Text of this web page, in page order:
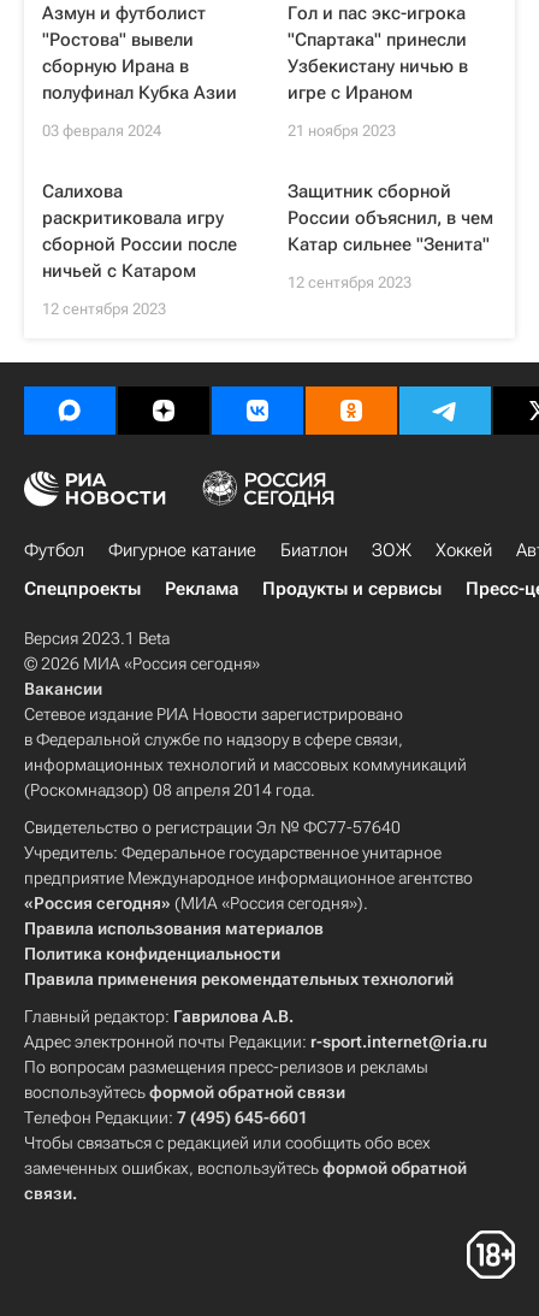
Азмун и футболист
"Ростова" вывели
сборную Ирана в
полуфинал Кубка Азии
03 февраля 2024
Гол и пас экс-игрока
"Спартака" принесли
Узбекистану ничью в
игре с Ираном
21 ноября 2023
Салихова
раскритиковала игру
сборной России после
ничьей с Катаром
12 сентября 2023
Защитник сборной
России объяснил, в чем
Катар сильнее "Зенита"
12 сентября 2023
Футбол Фигурное катание Биатлон ЗОЖ Хоккей
Спецпроекты
Реклама Продукты и сервисы Пресс-
Версия 2023.1 Beta
© 2026 МИА «Россия сегодня»
Вакансии
Сетевое издание РИА Новости зарегистрировано
в Федеральной службе по надзору в сфере связи,
информационных технологий и массовых коммуникаций
(Роскомнадзор) 08 апреля 2014 года.
Свидетельство о регистрации Эл № ФС77-57640
Учредитель: Федеральное государственное унитарное
предприятие Международное информационное агентство
«Россия сегодня» (МИА «Россия сегодня»).
Правила использования материалов
Политика конфиденциальности
Правила применения рекомендательных технологий
Главный редактор: Гаврилова А.В.
Адрес электронной почты Редакции: r-sport.internet@ria.ru
По вопросам размещения пресс-релизов и рекламы
воспользуйтесьформой обратной связи
Телефон Редакции: 7 (495) 645-6601
Чтобы связаться с редакцией или сообщить обо всех
замеченных ошибках, воспользуйтесьформой обратной
связи.